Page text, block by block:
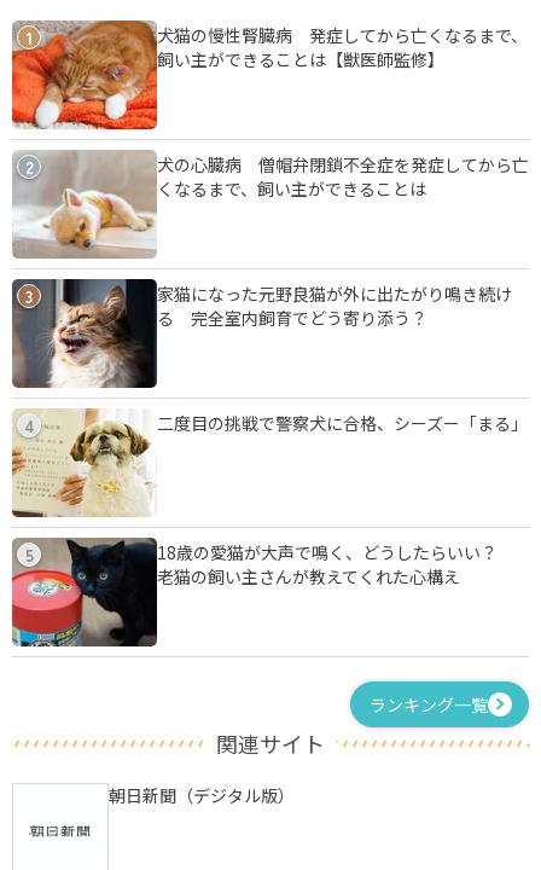
1
犬猫の慢性腎臓病 発症してから亡くなるまで、
飼い主ができることは【獣医師監修】
2
犬の心臓病 僧帽弁閉鎖不全症を発症してから亡
くなるまで、飼い主ができることは
3
家猫になった元野良猫が外に出たがり鳴き続け
る 完全室内飼育でどう寄り添う？
4 二度目の挑戦で警察犬に合格、シーズー「まる」
5
18歳の愛猫が大声で鳴く、どうしたらいい？
老猫の飼い主さんが教えてくれた心構え
ランキング一覧
関連サイト
朝日新聞（デジタル版）